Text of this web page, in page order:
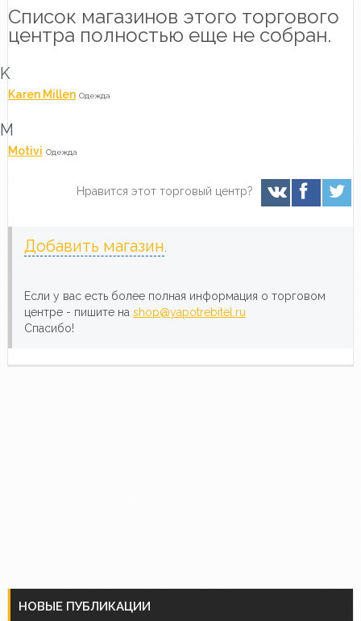
Список магазинов этого торгового
центра полностью еще не собран.
K
Karen Millen Одежда
M
Motivi Одежда
Нравится этот торговый центр?
Добавить магазин
Если у вас есть более полная информация о торговом
центре - пишите на shop@yapotrebitel.ru
Спасибо!
НОВЫЕ ПУБЛИКАЦИИ